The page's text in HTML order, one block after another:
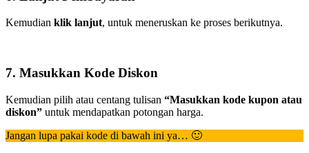
Kemudian klik lanjut, untuk meneruskan ke proses berikutnya.
7. Masukkan Kode Diskon
Kemudian pilih atau centang tulisan “Masukkan kode kupon atau
diskon” untuk mendapatkan potongan harga.
Jangan lupa pakai kode di bawah ini ya… 🙂